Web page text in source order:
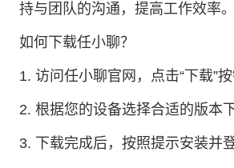
持与团队的沟通，提高工作效率。
如何下载任小聊？
1. 访问任小聊官网，点击“下载”按
2. 根据您的设备选择合适的版本下
3. 下载完成后，按照提示安装并登